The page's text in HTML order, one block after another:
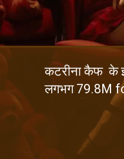
कटरीना कैफ के
लगभग 79.8M